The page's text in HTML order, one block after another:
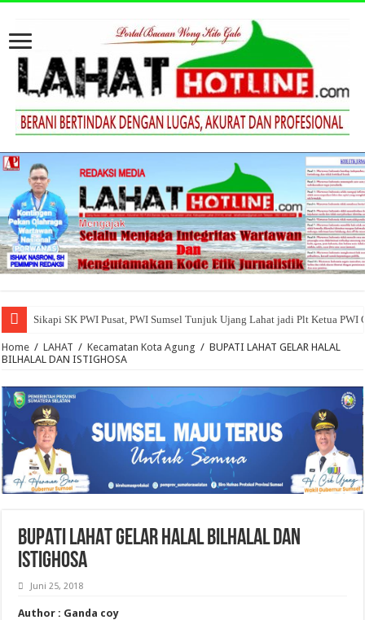
Sikapi SK PWI Pusat, PWI Sumsel Tunjuk Ujang Lahat jadi Plt Ketua PWI
Home / LAHAT / Kecamatan Kota Agung / BUPATI LAHAT GELAR HALAL
BILHALAL DAN ISTIGHOSA
BUPATI LAHAT GELAR HALAL BILHALAL DAN
ISTIGHOSA
Juni 25, 2018
Author : Ganda coy